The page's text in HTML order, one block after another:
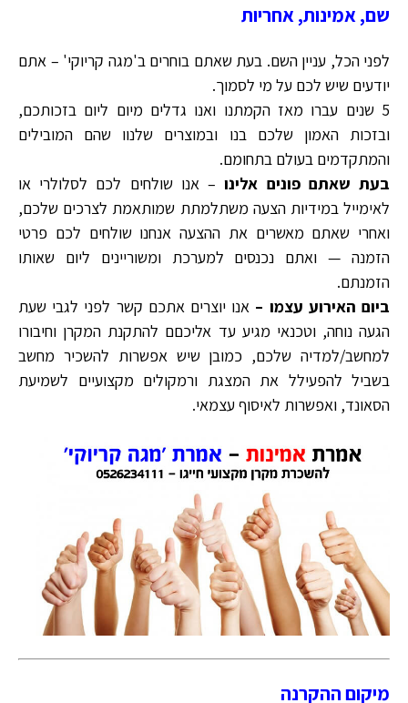
שם, אמינות, אחריות
לפני הכל, עניין השם. בעת שאתם בוחרים ב'מגה קריוקי' – אתם
יודעים שיש לכם על מי לסמוך.
5 שנים עברו מאז הקמתנו ואנו גדלים מיום ליום בזכותכם,
ובזכות האמון שלכם בנו ובמוצרים שלנוו שהם המובילים
והמתקדמים בעולם בתחומם.
בעת שאתם פונים אלינו– אנו שולחים לכם לסלולרי או
לאימייל במידיות הצעה משתלמתת שמותאמת לצרכים שלכם,
ואחרי שאתם מאשרים את ההצעה אנחנו שולחים לכם פרטי
הזמנה — ואתם נכנסים למערכת ומשוריינים ליום שאותו
הזמנתם.
ביום האירוע עצמו – אנו יוצרים אתכם קשר לפני לגבי שעת
הגעה נוחה, וטכנאי מגיע עד אליכםם להתקנת המקרן וחיבורו
למחשב/למדיה שלכם, כמובן שיש אפשרות להשכיר מחשב
בשביל להפעילל את המצגת ורמקולים מקצועיים לשמיעת
הסאונד, ואפשרות לאיסוף עצמאי.
מיקום ההקרנה